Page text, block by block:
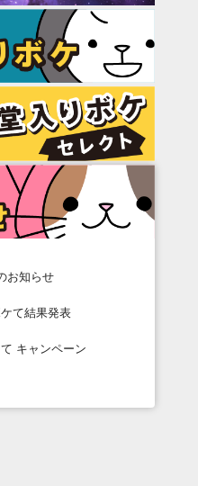
お知らせ
て結果発表
キャンペーン